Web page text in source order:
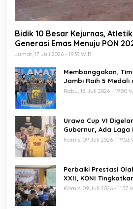
Bidik 10 Besar Kejurnas,
Generasi Emas Menuju PON
Jumat, 17 Juli 2026 - 19:33 WIB
Membanggakan,
Jambi Raih 5 Medali
Cup 7
Rabu, 15 Juli 2026 - 19:50
Urawa Cup VI
Gubernur, Ada Laga
Kamis, 09 Juli 2026 - 19:53
Perbaiki Prestasi
XXII, KONI
Kamis, 09 Juli 2026 - 11:37